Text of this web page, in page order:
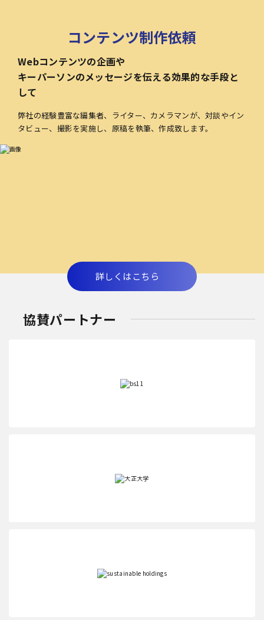
コンテンツ制作依頼
Webコンテンツの企画や
キーパーソンのメッセージを伝える効果的な手段と
して
弊社の経験豊富な編集者、ライター、カメラマンが、対談やイン
タビュー、撮影を実施し、原稿を執筆、作成致します。
詳しくはこちら
協賛パートナー